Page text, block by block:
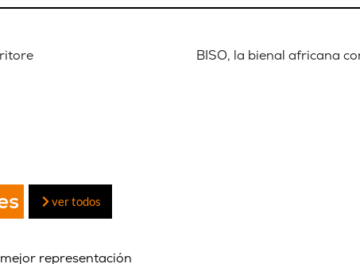
BISO, la bienal africana
ver todos
representación